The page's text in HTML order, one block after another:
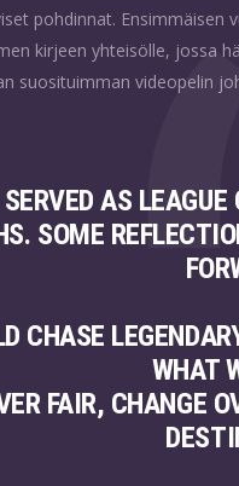
pohdinnat. Ensimmäisen
kirjeen yhteisölle, jossa
suosituimman videopelin
AS LEAGUE
SOME
CHASE
WHAT
FAIR, CHANGE